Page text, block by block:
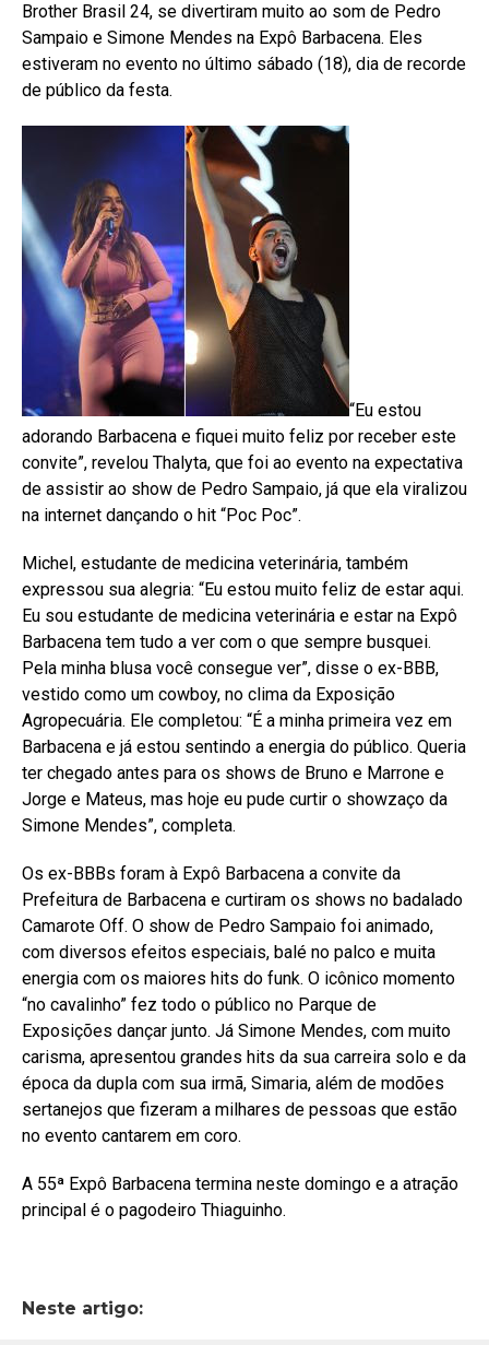
Brother Brasil 24, se divertiram muito ao som de Pedro
Sampaio e Simone Mendes na Expô Barbacena. Eles
estiveram no evento no último sábado (18), dia de recorde
de público da festa.
“Eu estou
adorando Barbacena e fiquei muito feliz por receber este
convite”, revelou Thalyta, que foi ao evento na expectativa
de assistir ao show de Pedro Sampaio, já que ela viralizou
na internet dançando o hit “Poc Poc”.
Michel, estudante de medicina veterinária, também
expressou sua alegria: “Eu estou muito feliz de estar aqui.
Eu sou estudante de medicina veterinária e estar na Expô
Barbacena tem tudo a ver com o que sempre busquei.
Pela minha blusa você consegue ver”, disse o ex-BBB,
vestido como um cowboy, no clima da Exposição
Agropecuária. Ele completou: “É a minha primeira vez em
Barbacena e já estou sentindo a energia do público. Queria
ter chegado antes para os shows de Bruno e Marrone e
Jorge e Mateus, mas hoje eu pude curtir o showzaço da
Simone Mendes”, completa.
Os ex-BBBs foram à Expô Barbacena a convite da
Prefeitura de Barbacena e curtiram os shows no badalado
Camarote Off. O show de Pedro Sampaio foi animado,
com diversos efeitos especiais, balé no palco e muita
energia com os maiores hits do funk. O icônico momento
“no cavalinho” fez todo o público no Parque de
Exposições dançar junto. Já Simone Mendes, com muito
carisma, apresentou grandes hits da sua carreira solo e da
época da dupla com sua irmã, Simaria, além de modões
sertanejos que fizeram a milhares de pessoas que estão
no evento cantarem em coro.
A 55ª Expô Barbacena termina neste domingo e a atração
principal é o pagodeiro Thiaguinho.
Neste artigo: